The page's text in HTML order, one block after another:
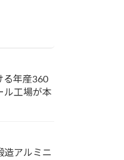
る年産360
ル工場が本
造アルミニ